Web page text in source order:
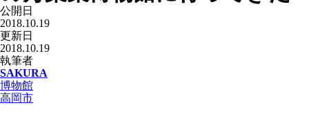
公開日
2018.10.19
更新日
2018.10.19
執筆者
SAKURA
博物館
高岡市